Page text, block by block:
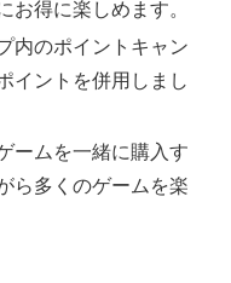
お得に楽しめます。
内のポイントキャン
イントを併用しまし
ームを一緒に購入す
ら多くのゲームを楽